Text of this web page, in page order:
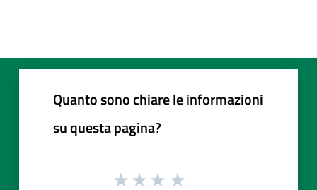
Quanto sono chiare le informazioni
su questa pagina?